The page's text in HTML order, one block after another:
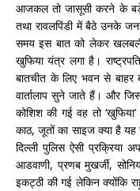
आजकल तो जासूसी करने के
तथा रावलपिंडी में बैठे उनके
समय इस बात को लेकर खलबली
खुफिया यंत्र लगा है।
बातचीत के लिए भवन से
वार्तालाप सुने जाते हैं। और
कोशिश की गई वह तो
काठ, जूतों का साइज क्या है यह
दिल्ली पुलिस ऐसी प्रक्रिया
आडवाणी, प्रणब मुखर्जी,
इकट्ठी की गई लेकिन क्योंकि